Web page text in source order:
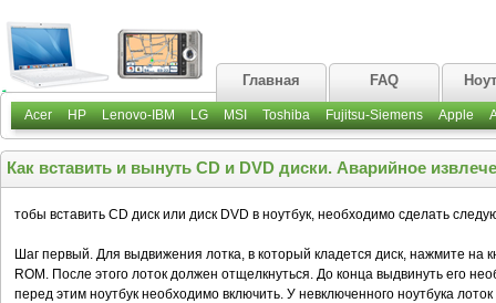
Главная FAQ
Acer HP Lenovo-IBM LG MSI Toshiba Fujitsu-Siemens Apple
Как вставить и вынуть СD и DVD диски. Аварийное
тобы вставить CD диск или диск DVD в ноутбук, необходимо cделать
Шаг первый. Для выдвижения лотка, в который кладется диск, нажмите на
ROM. После этого лоток должен отщелкнуться. До конца выдвинуть его
перед этим ноутбук необходимо включить. У невключенного ноутбука